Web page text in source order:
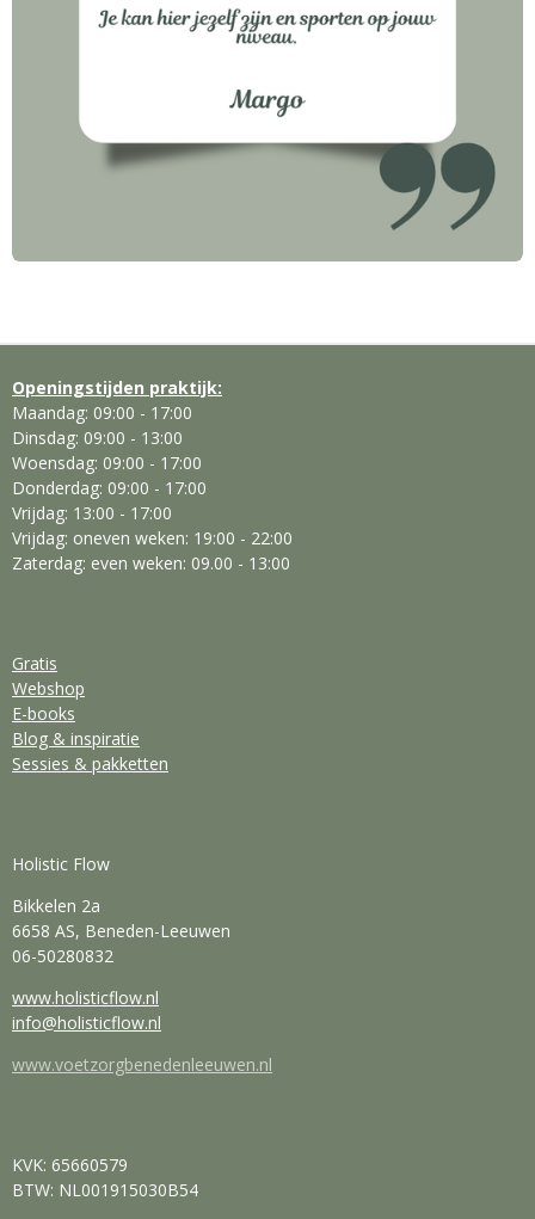
Openingstijden praktijk:
Maandag: 09:00 - 17:00
Dinsdag: 09:00 - 13:00
Woensdag: 09:00 - 17:00
Donderdag: 09:00 - 17:00
Vrijdag: 13:00 - 17:00
Vrijdag: oneven weken: 19:00 - 22:00
Zaterdag: even weken: 09.00 - 13:00
Gratis
Webshop
E-books
Blog & inspiratie
Sessies & pakketten
Holistic Flow
Bikkelen 2a
6658 AS, Beneden-Leeuwen
06-50280832
www.holisticflow.nl
info@holisticflow.nl
www.voetzorgbenedenleeuwen.nl
KVK: 65660579
BTW: NL001915030B54